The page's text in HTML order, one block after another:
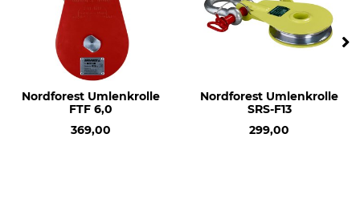
Nordforest Umlenkrolle
FTF 6,0
369,00
Nordforest Umlenkrolle
SRS-F13
299,00